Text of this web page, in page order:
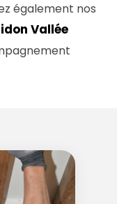
également nos
Vallée